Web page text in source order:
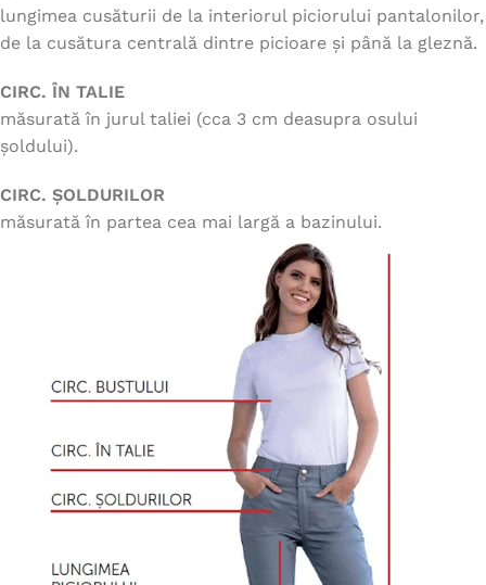
lungimea cusăturii de la interiorul piciorului pantalonilor,
de la cusătura centrală dintre picioare și până la gleznă.
CIRC. ÎN TALIE
măsurată în jurul taliei (cca 3 cm deasupra osului
șoldului).
CIRC. ȘOLDURILOR
măsurată în partea cea mai largă a bazinului.